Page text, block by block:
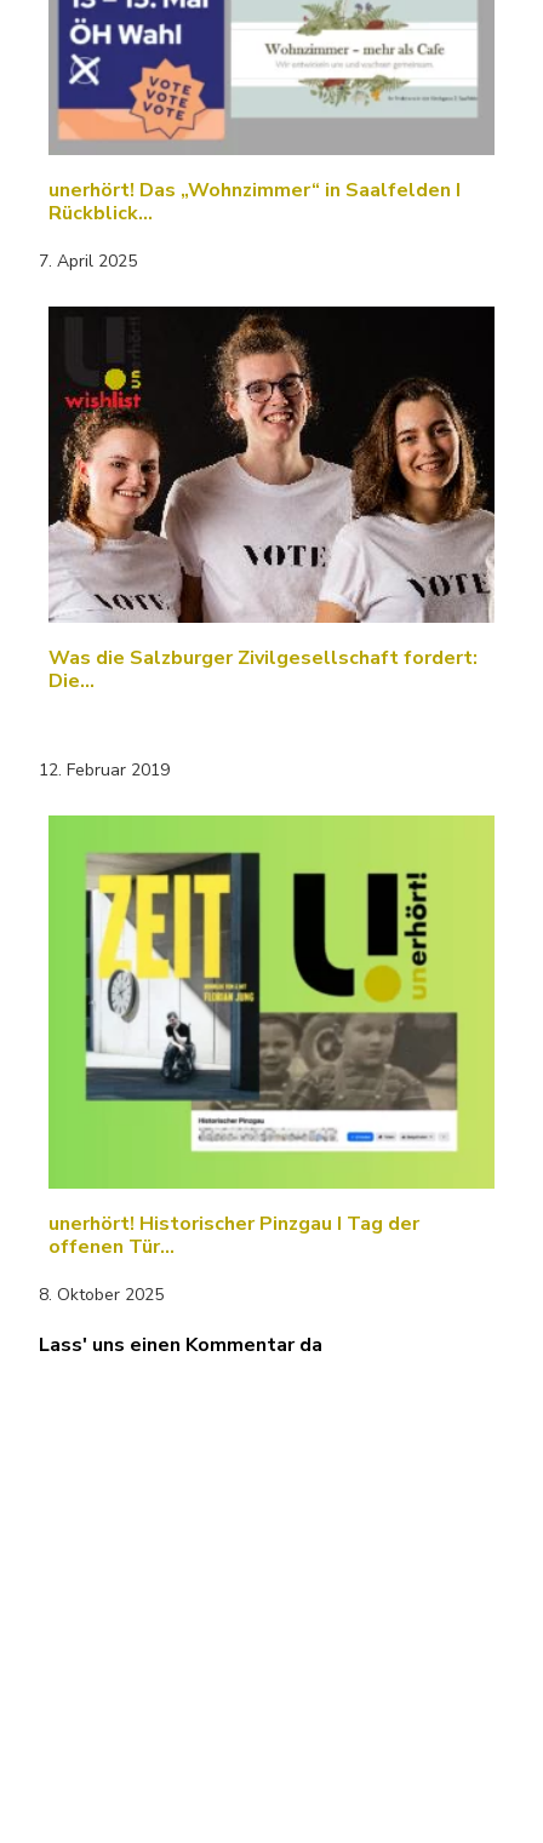
unerhört! Das „Wohnzimmer“ in Saalfelden I
Rückblick…
7. April 2025
Was die Salzburger Zivilgesellschaft fordert:
Die…
12. Februar 2019
unerhört! Historischer Pinzgau I Tag der
offenen Tür…
8. Oktober 2025
Lass' uns einen Kommentar da